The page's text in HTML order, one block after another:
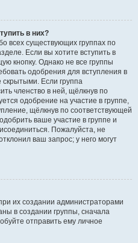
в них?
всех существующих группах по
Если вы хотите вступить в
кнопку. Однако не все группы
одобрения для вступления в
Если группа
членство в ней, щёлкнув по
одобрение на участие в группе,
щёлкнув по соответствующей
ваше участие в группе и
Пожалуйста, не
ваш запрос; у него могут
их создании администраторами
в создании группы, сначала
отправить ему личное